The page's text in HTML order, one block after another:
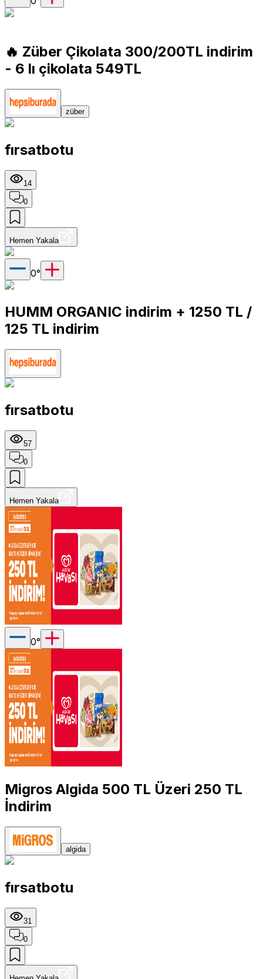
🔥 Züber Çikolata 300/200TL indirim
- 6 lı çikolata 549TL
züber
fırsatbotu
14
0
Hemen Yakala
0°
HUMM ORGANIC indirim + 1250 TL /
125 TL indirim
fırsatbotu
57
0
Hemen Yakala
0°
Migros Algida 500 TL Üzeri 250 TL
İndirim
algida
fırsatbotu
31
0